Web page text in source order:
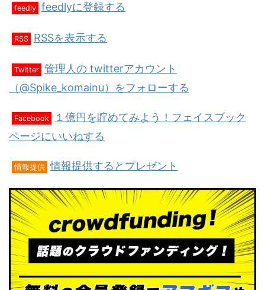
feedly feedlyに登録する
RSS RSSを表示する
Twitter 管理人の twitterアカウント
（@Spike_komainu）をフォローする
Facebook
１億円を貯めてみよう！フェイスブック
ページにいいねする
情報提供 情報提供するとプレゼント